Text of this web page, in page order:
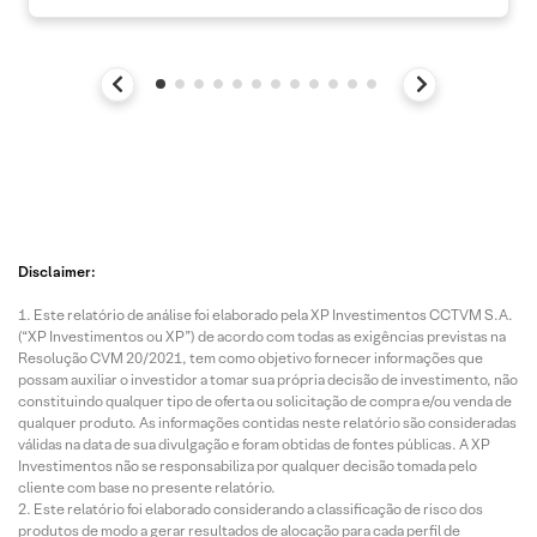
Disclaimer:
Este relatório de análise foi elaborado pela XP Investimentos CCTVM S.A.
(“XP Investimentos ou XP”) de acordo com todas as exigências previstas na
Resolução CVM 20/2021, tem como objetivo fornecer informações que
possam auxiliar o investidor a tomar sua própria decisão de investimento, não
constituindo qualquer tipo de oferta ou solicitação de compra e/ou venda de
qualquer produto. As informações contidas neste relatório são consideradas
válidas na data de sua divulgação e foram obtidas de fontes públicas. A XP
Investimentos não se responsabiliza por qualquer decisão tomada pelo
cliente com base no presente relatório.
Este relatório foi elaborado considerando a classificação de risco dos
produtos de modo a gerar resultados de alocação para cada perfil de